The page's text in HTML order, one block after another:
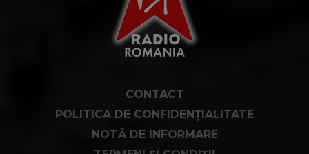
CONTACT
POLITICA DE CONFIDENȚIALITATE
NOTĂ DE INFORMARE